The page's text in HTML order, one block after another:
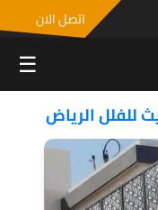
اتصل الان
☰
للفلل الرياض